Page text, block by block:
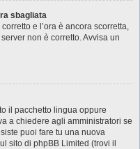
sbagliata
e l’ora è ancora scorretta,
non è corretto. Avvisa un
il pacchetto lingua oppure
a chiedere agli amministratori se
puoi fare tu una nuova
sito di phpBB Limited (trovi il